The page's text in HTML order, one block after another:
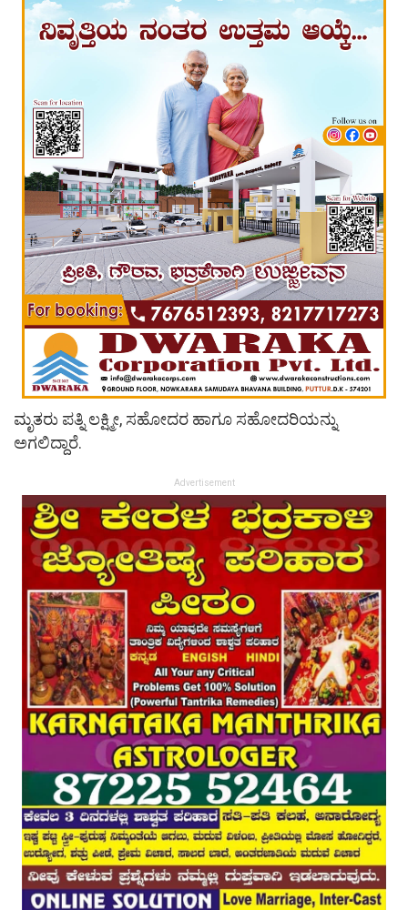
ಮೃತರು ಪತ್ನಿ ಲಕ್ಷ್ಮೀ, ಸಹೋದರ ಹಾಗೂ ಸಹೋದರಿಯನ್ನು
ಅಗಲಿದ್ದಾರೆ.
Advertisement